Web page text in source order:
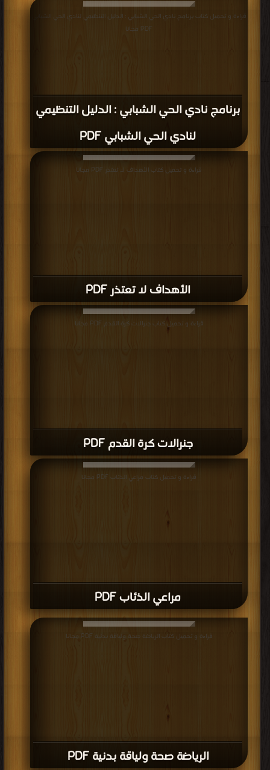
برنامج نادي الحي الشبابي : الدليل التنظيمي
لنادي الحي الشبابي PDF
قراءة و تحميل كتاب برنامج نادي الحي الشبابي : الدليل التنظيمي لنادي الحي الشبابي
PDF مجانا
الأهداف لا تعتذر PDF
قراءة و تحميل كتاب الأهداف لا تعتذر PDF مجانا
جنرالات كرة القدم PDF
قراءة و تحميل كتاب جنرالات كرة القدم PDF مجانا
مراعي الذئاب PDF
قراءة و تحميل كتاب مراعي الذئاب PDF مجانا
الرياضة صحة ولياقة بدنية PDF
قراءة و تحميل كتاب الرياضة صحة ولياقة بدنية PDF مجانا